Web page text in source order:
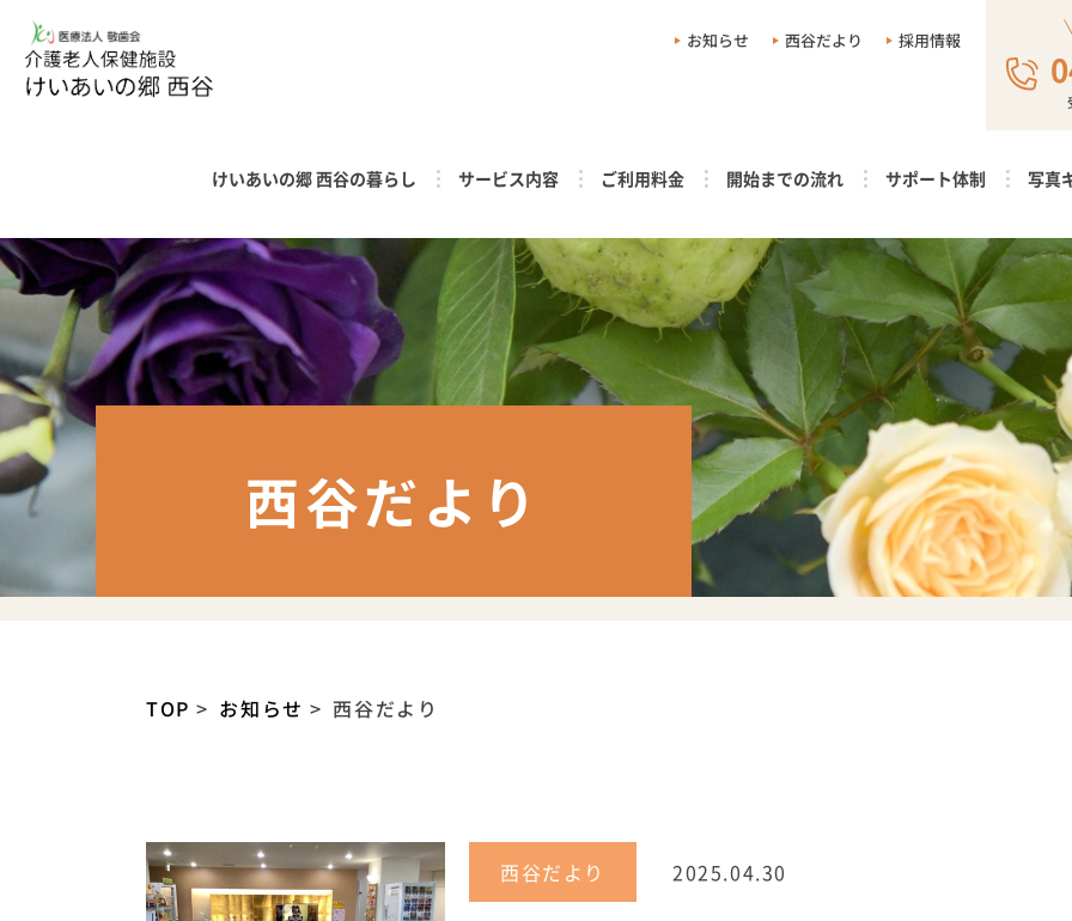
お知らせ 西谷だより 採用情報
けいあいの郷 西谷の暮らし サービス内容 ご利用料金 開始までの流れ サポート体制 写真
西谷だより
TOP お知らせ 西谷だより
西谷だより 2025.04.30